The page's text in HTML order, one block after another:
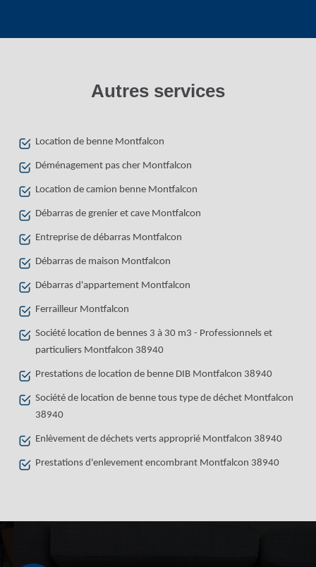
Autres services
Location de benne Montfalcon
Déménagement pas cher Montfalcon
Location de camion benne Montfalcon
Débarras de grenier et cave Montfalcon
Entreprise de débarras Montfalcon
Débarras de maison Montfalcon
Débarras d'appartement Montfalcon
Ferrailleur Montfalcon
Société location de bennes 3 à 30 m3 - Professionnels et
particuliers Montfalcon 38940
Prestations de location de benne DIB Montfalcon 38940
Société de location de benne tous type de déchet Montfalcon
38940
Enlèvement de déchets verts approprié Montfalcon 38940
Prestations d'enlevement encombrant Montfalcon 38940